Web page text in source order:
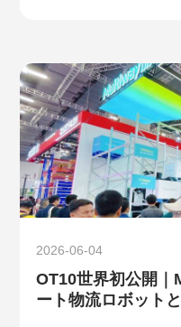
2026-06-04
OT10世界初公開
ート物流ロボット